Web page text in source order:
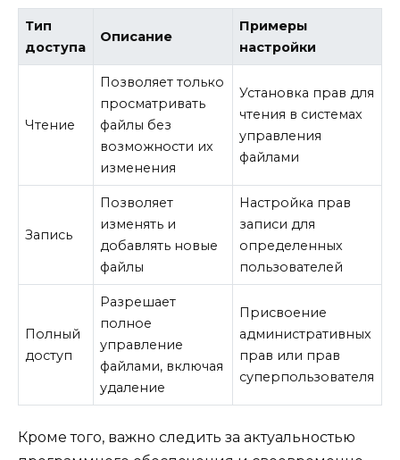
Тип
доступа
Описание
Примеры
настройки
Чтение
Позволяет только
просматривать
файлы без
возможности их
изменения
Установка прав для
чтения в системах
управления
файлами
Запись
Позволяет
изменять и
добавлять новые
файлы
Настройка прав
записи для
определенных
пользователей
Полный
доступ
Разрешает
полное
управление
файлами, включая
удаление
Присвоение
административных
прав или прав
суперпользователя
Кроме того, важно следить за актуальностью